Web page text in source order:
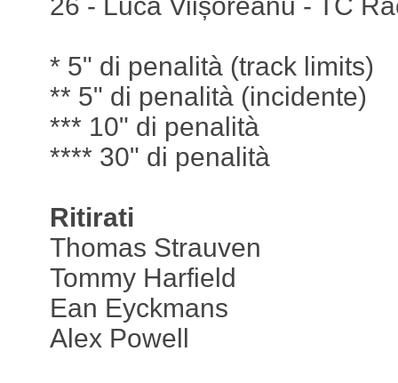
26 - Luca Viișoreanu - TC
* 5" di penalità (track limits)
** 5" di penalità (incidente)
*** 10" di penalità
**** 30" di penalità
Ritirati
Thomas Strauven
Tommy Harfield
Ean Eyckmans
Alex Powell